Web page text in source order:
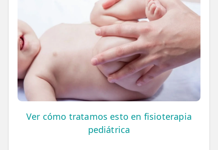
FRECUENTES
Rotura Fibrilar
Dolor de Cabeza
Trocanteritis
Hernia Discal
Fascitis Plantar
Ver cómo tratamos esto en fisioterapia
pediátrica